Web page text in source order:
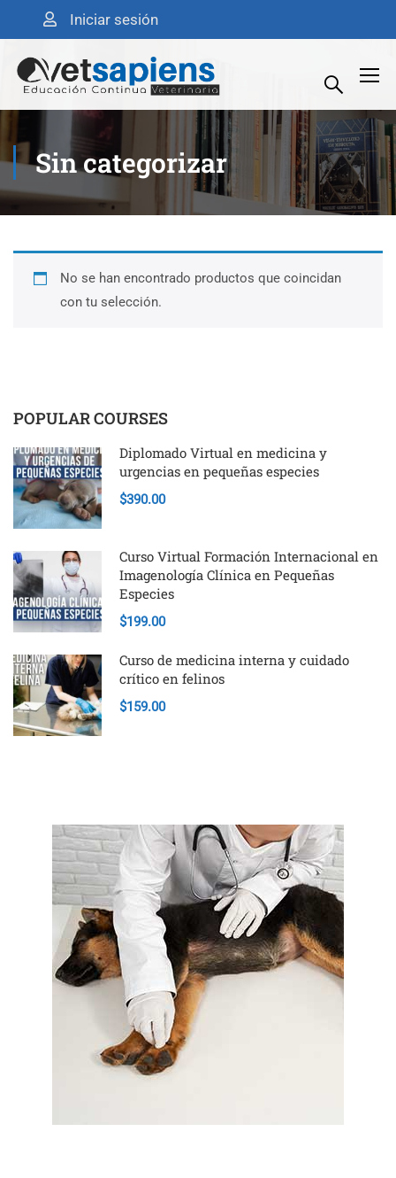
Iniciar sesión
Sin categorizar
No se han encontrado productos que coincidan
con tu selección.
POPULAR COURSES
Diplomado Virtual en medicina y
urgencias en pequeñas especies
$390.00
Curso Virtual Formación Internacional en
Imagenología Clínica en Pequeñas
Especies
$199.00
Curso de medicina interna y cuidado
crítico en felinos
$159.00